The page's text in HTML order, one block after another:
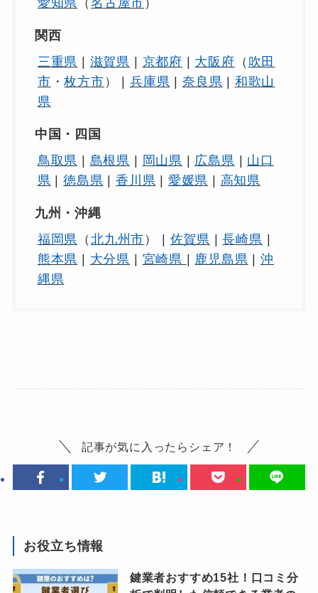
愛知県 （名古屋市 ）
関西
三重県 | 滋賀県 | 京都府 | 大阪府 （ 吹田
市 ・枚方市 ） |兵庫県 | 奈良県 | 和歌山
県
中国・四国
鳥取県 | 島根県 | 岡山県 | 広島県 | 山口
県 |徳島県 | 香川県 | 愛媛県 | 高知県
九州・沖縄
福岡県
（北九州市 ） | 佐賀県 |長崎県 |
熊本県 | 大分県 | 宮崎県 | 鹿児島県 |沖
縄県
記事が気に入ったらシェア！
お役立ち情報
鍵業者おすすめ15社！口コミ分